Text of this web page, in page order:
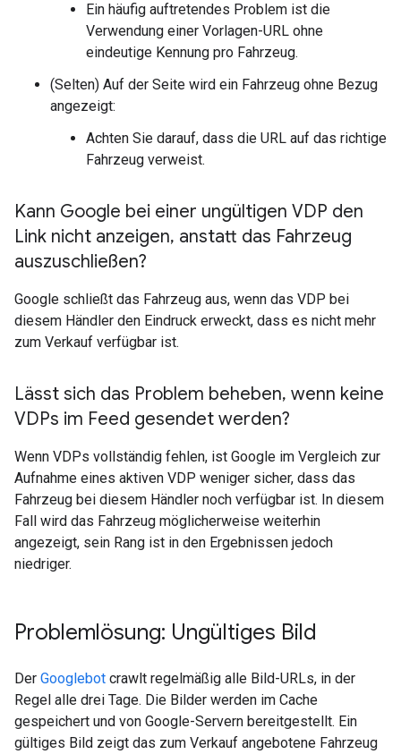
Ein häufig auftretendes Problem ist die
Verwendung einer Vorlagen-URL ohne
eindeutige Kennung pro Fahrzeug.
(Selten) Auf der Seite wird ein Fahrzeug ohne Bezug
angezeigt:
Achten Sie darauf, dass die URL auf das richtige
Fahrzeug verweist.
Kann Google bei einer ungültigen VDP den
Link nicht anzeigen, anstatt das Fahrzeug
auszuschließen?
Google schließt das Fahrzeug aus, wenn das VDP bei
diesem Händler den Eindruck erweckt, dass es nicht mehr
zum Verkauf verfügbar ist.
Lässt sich das Problem beheben, wenn keine
VDPs im Feed gesendet werden?
Wenn VDPs vollständig fehlen, ist Google im Vergleich zur
Aufnahme eines aktiven VDP weniger sicher, dass das
Fahrzeug bei diesem Händler noch verfügbar ist. In diesem
Fall wird das Fahrzeug möglicherweise weiterhin
angezeigt, sein Rang ist in den Ergebnissen jedoch
niedriger.
Problemlösung: Ungültiges Bild
Der Googlebot crawlt regelmäßig alle Bild-URLs, in der
Regel alle drei Tage. Die Bilder werden im Cache
gespeichert und von Google-Servern bereitgestellt. Ein
gültiges Bild zeigt das zum Verkauf angebotene Fahrzeug